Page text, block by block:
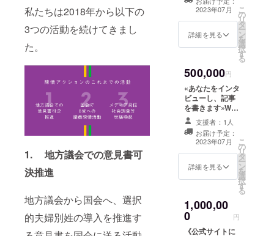
私たちは2018年から以下の
3つの活動を続けてきまし
た。
1. 地方議会での意見書可
決推進
地方議会から国会へ、選択
的夫婦別姓の導入を推進す
般参加イベント
のご案内
す） リターン内
容 ①選択的夫婦
別姓やジェン
ダー平等につい
て講演（現地）
②1年後メールで
の #自分の名前
で生きる自由 活
動報告 ③マンス
リーメールマガ
ジンのお届け
④PDF冊子「家
族のきずな」の
お届け（不定
期） ⑤一般参加
イベントのご案
内
式サイトに、法
改正まで継続し
て企業広告を掲
載します。ぜひ
下さい。 ※ご希
望を備考欄にお
書き入れ下さ
い。 リターン内
容 ①選択的夫婦
別姓・全国陳情
アクションの公
式サイトに、法
改正まで継続し
て企業広告を掲
載 ②1年後メー
ルでの #自分の
由 活動報告 ③マ
ンスリーメール
マガジンのお届
け ④PDF冊子
2023年07月
詳細を見る
こ
の
リ
タ
ー
ン
を
選
択
す
る
500,000円
«あなたをインタ
ビューし、記事
を書きます»Web
担当者Forumで
2022年解説記事
ランキング1位を
獲得したライ
ターでもある事
務局長の井田奈
2022/12/22/440
29 支援してくだ
さった方の思
支援者：1人
お届け予定：
2023年07月
詳細を見る
こ
の
リ
タ
ー
ン
を
選
択
す
る
1,000,00
0 円
《公式サイトに